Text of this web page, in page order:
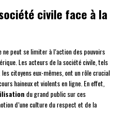
civile face à la
peut se limiter à l’action des pouvoirs
Les acteurs de la société civile, tels
citoyens eux-mêmes, ont un rôle crucial
haineux et violents en ligne. En effet,
du grand public sur ces
d’une culture du respect et de la